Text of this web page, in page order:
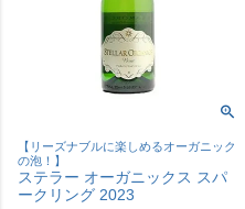
【リーズナブルに楽しめるオーガニック
の泡！】
ステラー オーガニックス スパ
ークリング 2023